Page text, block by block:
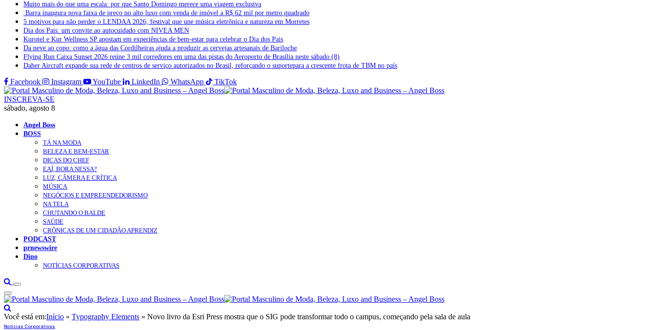
Muito mais do que uma escala: por que Santo Domingo merece uma viagem exclusiva
Barra inaugura nova faixa de preço no alto luxo com venda de imóvel a R$ 62 mil por metro quadrado
5 motivos para não perder o LENDAA 2026, festival que une música eletrônica e natureza em Morretes
Dia dos Pais: um convite ao autocuidado com NIVEA MEN
Kurotel e Kur Wellness SP apostam em experiências de bem-estar para celebrar o Dia dos Pais
Da neve ao copo: como a água das Cordilheiras ajuda a produzir as cervejas artesanais de Bariloche
Flying Run Caixa Sunset 2026 reúne 3 mil corredores em uma das pistas do Aeroporto de Brasília neste sábado (8)
Daher Aircraft expande sua rede de centros de serviço autorizados no Brasil, reforçando o suportepara a crescente frota de TBM no país
Facebook Instagram YouTube LinkedIn WhatsApp TikTok
INSCREVA-SE
sábado, agosto 8
Angel Boss
BOSS
TÁ NA MODA
BELEZA E BEM-ESTAR
DICAS DO CHEF
EAÍ, BORA NESSA?
LUZ, CÂMERA E CRÍTICA
MÚSICA
NEGÓCIOS E EMPREENDEDORISMO
NA TELA
CHUTANDO O BALDE
SAÚDE
CRÔNICAS DE UM CIDADÃO APRENDIZ
PODCAST
prnewswire
Dino
NOTÍCIAS CORPORATIVAS
Você está em:Início » Typography Elements » Novo livro da Esri Press mostra que o SIG pode transformar todo o campus, começando pela sala de aula
Notícias Corporativas